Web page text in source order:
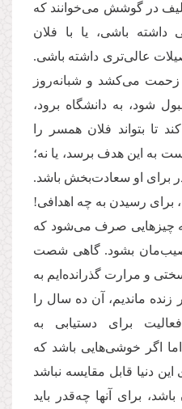
در گوشش می‌خوانند که
باشی، یا با فلان
عالی‌تری داشته باشی.
زحمت می‌کشد و شبانه‌روز
شود، به دانشگاه برود،
تا بتواند فلان همسر را
به این هدف برسد، یا نه؛
برای او سعادت‌بخش باشد.
رسیدن به چه اهدافی!
چیزهایی صرف می‌شود كه
بشود. گاهی شصت
و مرارت گذرانده‌ایم به
زنده ماندیم، آن ده سال را
برای دستیابی به
اگر خوشی‌هایی باشد كه
دنیا قابل مقایسه نباشد
برای آنها چه‌قدر باید